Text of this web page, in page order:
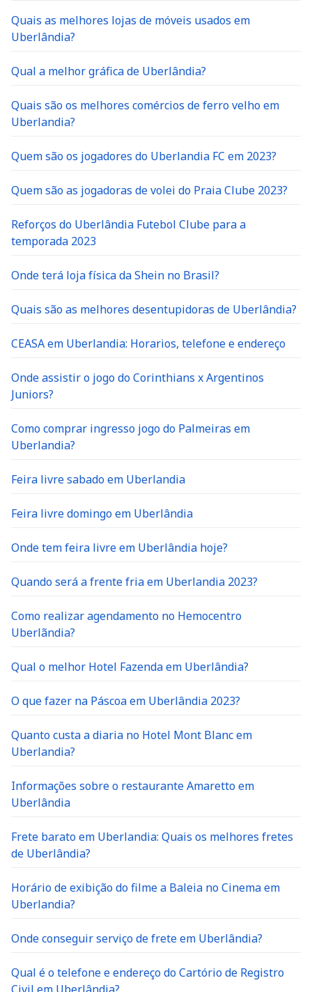
Quais as melhores lojas de móveis usados em
Uberlândia?
Qual a melhor gráfica de Uberlândia?
Quais são os melhores comércios de ferro velho em
Uberlandia?
Quem são os jogadores do Uberlandia FC em 2023?
Quem são as jogadoras de volei do Praia Clube 2023?
Reforços do Uberlândia Futebol Clube para a
temporada 2023
Onde terá loja física da Shein no Brasil?
Quais são as melhores desentupidoras de Uberlândia?
CEASA em Uberlandia: Horarios, telefone e endereço
Onde assistir o jogo do Corinthians x Argentinos
Juniors?
Como comprar ingresso jogo do Palmeiras em
Uberlandia?
Feira livre sabado em Uberlandia
Feira livre domingo em Uberlândia
Onde tem feira livre em Uberlândia hoje?
Quando será a frente fria em Uberlandia 2023?
Como realizar agendamento no Hemocentro
Uberlãndia?
Qual o melhor Hotel Fazenda em Uberlândia?
O que fazer na Páscoa em Uberlândia 2023?
Quanto custa a diaria no Hotel Mont Blanc em
Uberlandia?
Informações sobre o restaurante Amaretto em
Uberlândia
Frete barato em Uberlandia: Quais os melhores fretes
de Uberlândia?
Horário de exibição do filme a Baleia no Cinema em
Uberlandia?
Onde conseguir serviço de frete em Uberlândia?
Qual é o telefone e endereço do Cartório de Registro
Civil em Uberlândia?